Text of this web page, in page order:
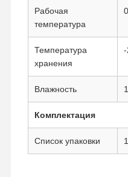
Рабочая
температура
Температура
хранения
-
Влажность
Комплектация
Список упаковки